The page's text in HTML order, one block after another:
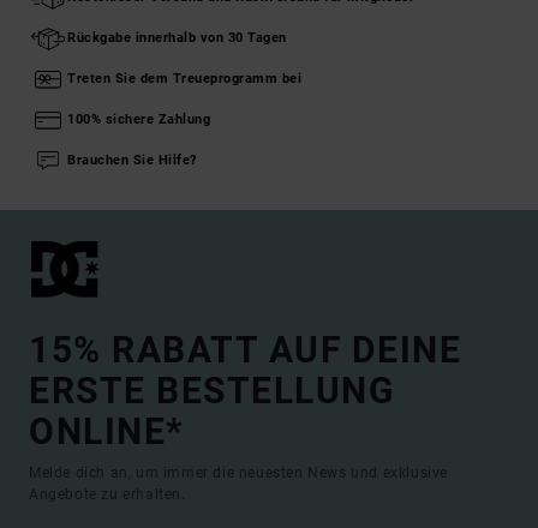
Rückgabe innerhalb von 30 Tagen
Treten Sie dem Treueprogramm bei
100% sichere Zahlung
Brauchen Sie Hilfe?
15% RABATT AUF DEINE
ERSTE BESTELLUNG
ONLINE*
Melde dich an, um immer die neuesten News und exklusive
Angebote zu erhalten.